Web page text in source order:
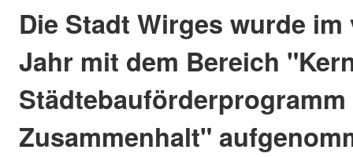
Die Stadt Wirges wurde
Jahr mit dem Bereich
Zusammenhalt"